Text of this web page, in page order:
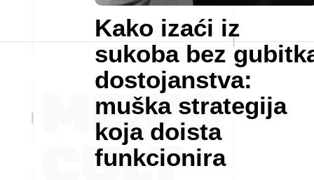
Kako izaći iz
sukoba bez
dostojanstva:
muška strategija
koja doista
funkcionira